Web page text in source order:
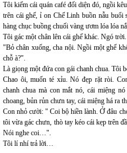
Tôi kiếm cái quán café đối diện đó, ngồi
trên cái ghế, ỉ on Chế Linh buồn nẫu buổi
hàng chục buồng chuối vàng ươm lóa lóa
Tôi gác một chân lên cái ghế khác. Ngó
"Bỏ chân xuống, cha nội. Ngồi một ghế
chỗ à?".
Là giọng một đứa con gái chanh chua. Tôi
Chao ôi, muốn té xỉu. Nó đẹp rặt ròi.
chanh chua mà con mắt nó, cái miệng
choang, bủn rủn chưn tay, cái miệng há ra
Con nhỏ cười: " Coi bộ hiền lành. Ở đâu
tôi vừa gác chưn, thò tay kéo cái kẹp trên
Nói nghe coi…".
Tôi lí nhí trả lời…